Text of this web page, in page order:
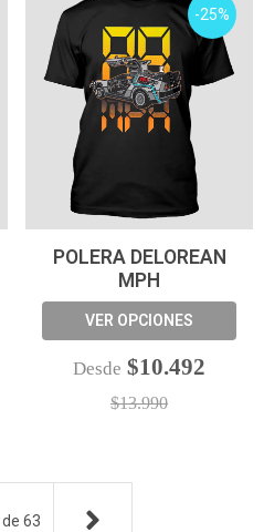
-25%
POLERA DELOREAN
MPH
VER OPCIONES
Desde $10.492
$13.990
de 63